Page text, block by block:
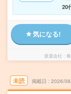
20
気になる!
派遣会社
未読 掲載日 2026/